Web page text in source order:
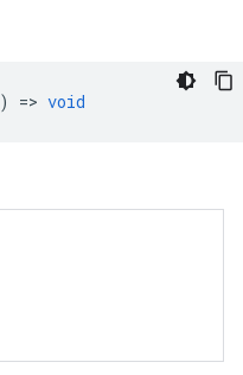
) => void